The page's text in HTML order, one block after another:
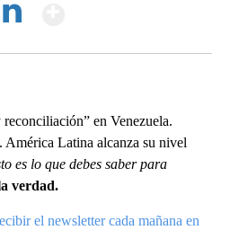
en Venezuela.
América Latina alcanza su nivel
es lo que debes saber para
verdad.
el newsletter cada mañana en